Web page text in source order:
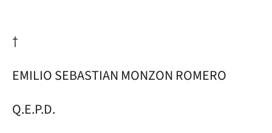
†
EMILIO SEBASTIAN MONZON ROMERO
Q.E.P.D.